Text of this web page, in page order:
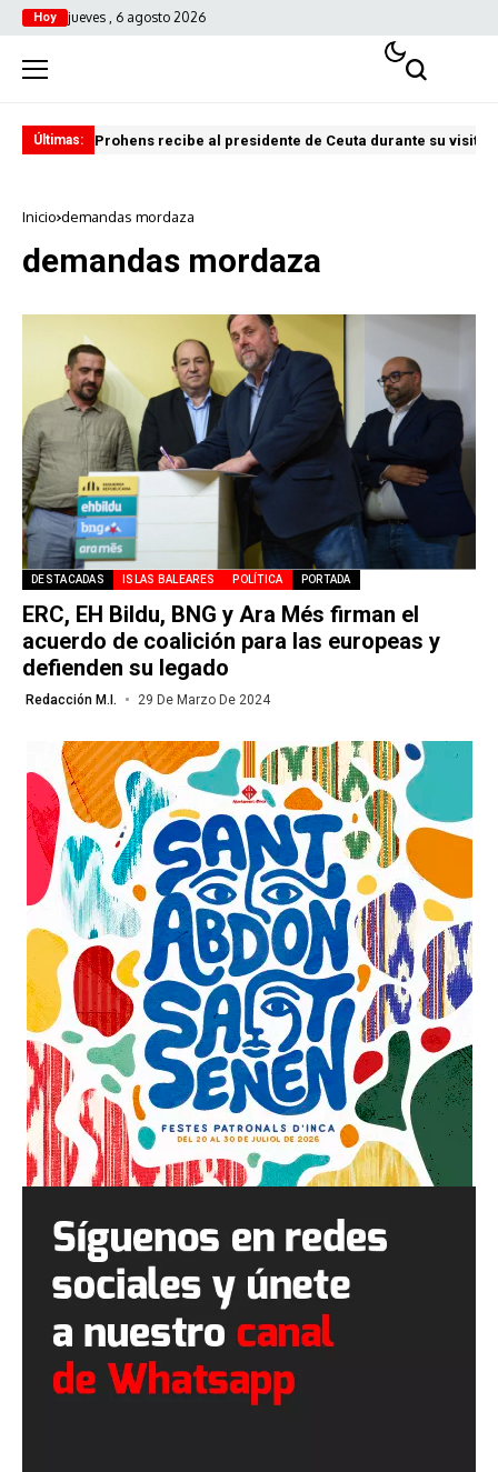
Hoy jueves , 6 agosto 2026
Últimas: Prohens recibe al presidente de Ceuta durante su visita
Inicio demandas mordaza
demandas mordaza
DESTACADAS ISLAS BALEARES POLÍTICA PORTADA
ERC, EH Bildu, BNG y Ara Més firman el
acuerdo de coalición para las europeas y
defienden su legado
Redacción M.I. 29 De Marzo De 2024